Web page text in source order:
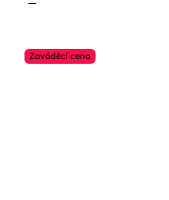
Zaváděcí cena